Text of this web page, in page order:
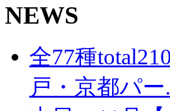
NEWS
全77種
戸・京都パー